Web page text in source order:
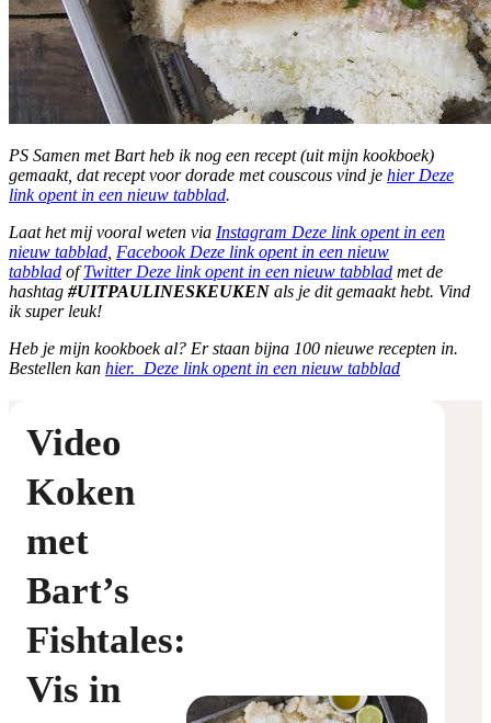
PS Samen met Bart heb ik nog een recept (uit mijn kookboek)
gemaakt, dat recept voor dorade met couscous vind je hier Deze
link opent in een nieuw tabblad.
Laat het mij vooral weten via Instagram Deze link opent in een
nieuw tabblad Facebook Deze link opent in een nieuw
tabblad ofTwitter Deze link opent in een nieuw tabblad met de
hashtag #UITPAULINESKEUKEN als je dit gemaakt hebt. Vind
ik super leuk!
Heb je mijn kookboek al? Er staan bijna 100 nieuwe recepten in.
Bestellen kan hier. Deze link opent in een nieuw tabblad
Video
Koken
met
Bart’s
Fishtales:
Vis in